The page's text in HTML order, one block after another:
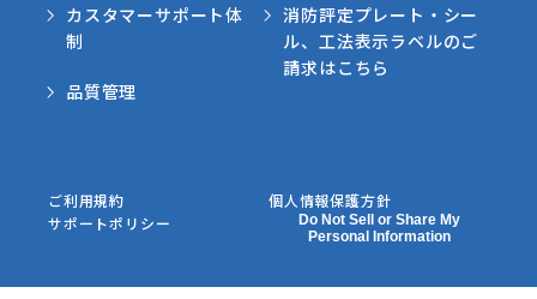
カスタマーサポート体
制
品質管理
消防評定プレート・シー
ル、工法表示ラベルのご
請求はこちら
ご利用規約
個人情報保護方針
サポートポリシー
Do Not Sell or Share My
Personal Information